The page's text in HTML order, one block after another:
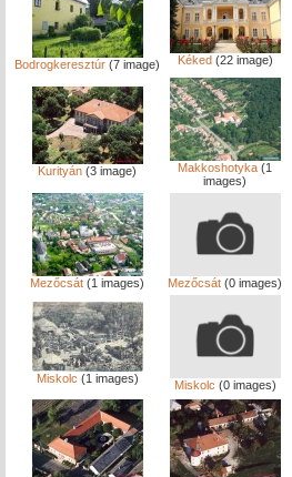
Bodrogkeresztúr (7 image) Kéked(22 image)
Kurityán (3 image) Makkoshotyka (1
images)
Mezőcsát (1 images) Mezőcsát (0 images)
Miskolc (1 images) Miskolc (0 images)